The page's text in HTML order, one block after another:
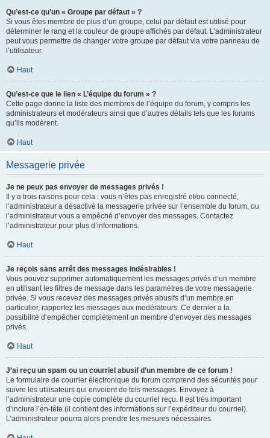
Qu’est-ce qu’un « Groupe par défaut » ?
Si vous êtes membre de plus d’un groupe, celui par défaut est utilisé pour
déterminer le rang et la couleur de groupe affichés par défaut. L’administrateur
peut vous permettre de changer votre groupe par défaut via votre panneau de
l’utilisateur.
Haut
Qu’est-ce que le lien « L’équipe du forum » ?
Cette page donne la liste des membres de l’équipe du forum, y compris les
administrateurs et modérateurs ainsi que d’autres détails tels que les forums
qu’ils modèrent.
Haut
Messagerie privée
Je ne peux pas envoyer de messages privés !
Il y a trois raisons pour cela : vous n’êtes pas enregistré et/ou connecté,
l’administrateur a désactivé la messagerie privée sur l’ensemble du forum, ou
l’administrateur vous a empêché d’envoyer des messages. Contactez
l’administrateur pour plus d’informations.
Haut
Je reçois sans arrêt des messages indésirables !
Vous pouvez supprimer automatiquement les messages privés d’un membre
en utilisant les filtres de message dans les paramètres de votre messagerie
privée. Si vous recevez des messages privés abusifs d’un membre en
particulier, rapportez les messages aux modérateurs. Ce dernier a la
possibilité d’empêcher complètement un membre d’envoyer des messages
privés.
Haut
J’ai reçu un spam ou un courriel abusif d’un membre de ce forum !
Le formulaire de courrier électronique du forum comprend des sécurités pour
suivre les utilisateurs qui envoient de tels messages. Envoyez à
l’administrateur une copie complète du courriel reçu. Il est très important
d’inclure l’en-tête (il contient des informations sur l’expéditeur du courriel).
L’administrateur pourra alors prendre les mesures nécessaires.